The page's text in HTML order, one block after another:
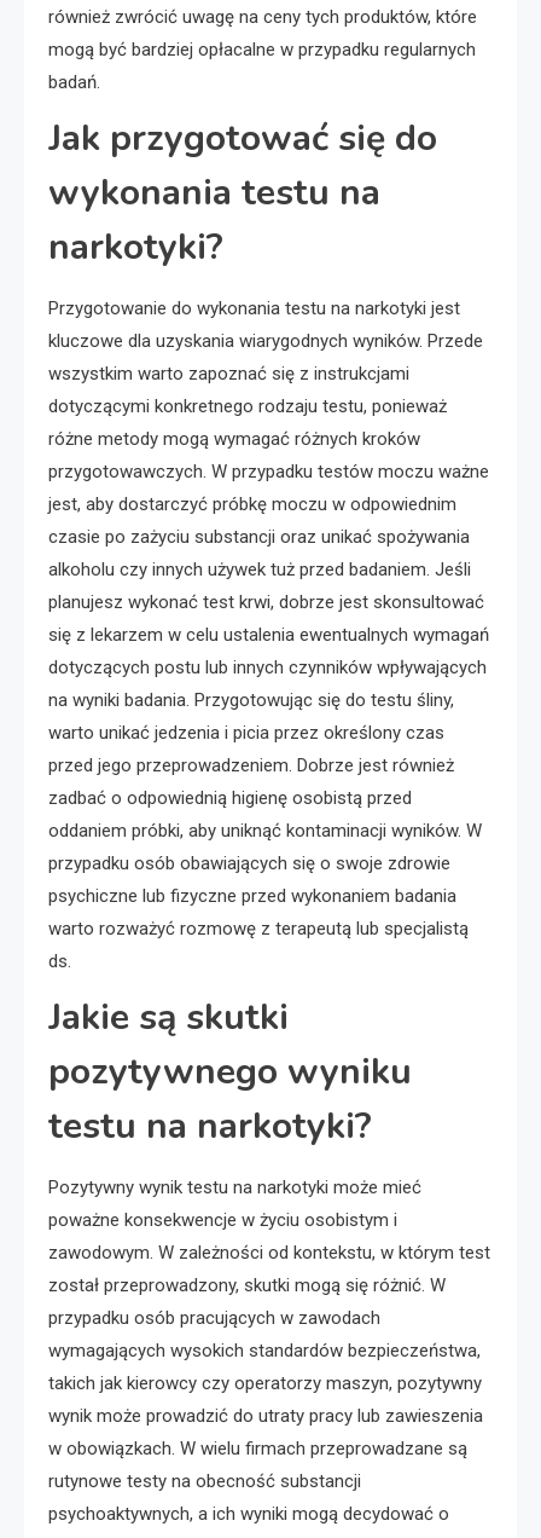
również zwrócić uwagę na ceny tych produktów, które
mogą być bardziej opłacalne w przypadku regularnych
badań.
Jak przygotować się do
wykonania testu na
narkotyki?
Przygotowanie do wykonania testu na narkotyki jest
kluczowe dla uzyskania wiarygodnych wyników. Przede
wszystkim warto zapoznać się z instrukcjami
dotyczącymi konkretnego rodzaju testu, ponieważ
różne metody mogą wymagać różnych kroków
przygotowawczych. W przypadku testów moczu ważne
jest, aby dostarczyć próbkę moczu w odpowiednim
czasie po zażyciu substancji oraz unikać spożywania
alkoholu czy innych używek tuż przed badaniem. Jeśli
planujesz wykonać test krwi, dobrze jest skonsultować
się z lekarzem w celu ustalenia ewentualnych wymagań
dotyczących postu lub innych czynników wpływających
na wyniki badania. Przygotowując się do testu śliny,
warto unikać jedzenia i picia przez określony czas
przed jego przeprowadzeniem. Dobrze jest również
zadbać o odpowiednią higienę osobistą przed
oddaniem próbki, aby uniknąć kontaminacji wyników. W
przypadku osób obawiających się o swoje zdrowie
psychiczne lub fizyczne przed wykonaniem badania
warto rozważyć rozmowę z terapeutą lub specjalistą
ds.
Jakie są skutki
pozytywnego wyniku
testu na narkotyki?
Pozytywny wynik testu na narkotyki może mieć
poważne konsekwencje w życiu osobistym i
zawodowym. W zależności od kontekstu, w którym test
został przeprowadzony, skutki mogą się różnić. W
przypadku osób pracujących w zawodach
wymagających wysokich standardów bezpieczeństwa,
takich jak kierowcy czy operatorzy maszyn, pozytywny
wynik może prowadzić do utraty pracy lub zawieszenia
w obowiązkach. W wielu firmach przeprowadzane są
rutynowe testy na obecność substancji
psychoaktywnych, a ich wyniki mogą decydować o